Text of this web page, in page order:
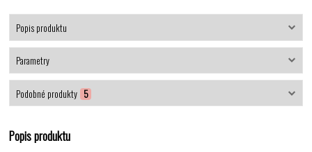
Popis produktu
Parametry
Podobné produkty 5
Popis produktu